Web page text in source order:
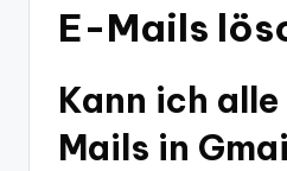
E-Mails
Kann ich
Mails in